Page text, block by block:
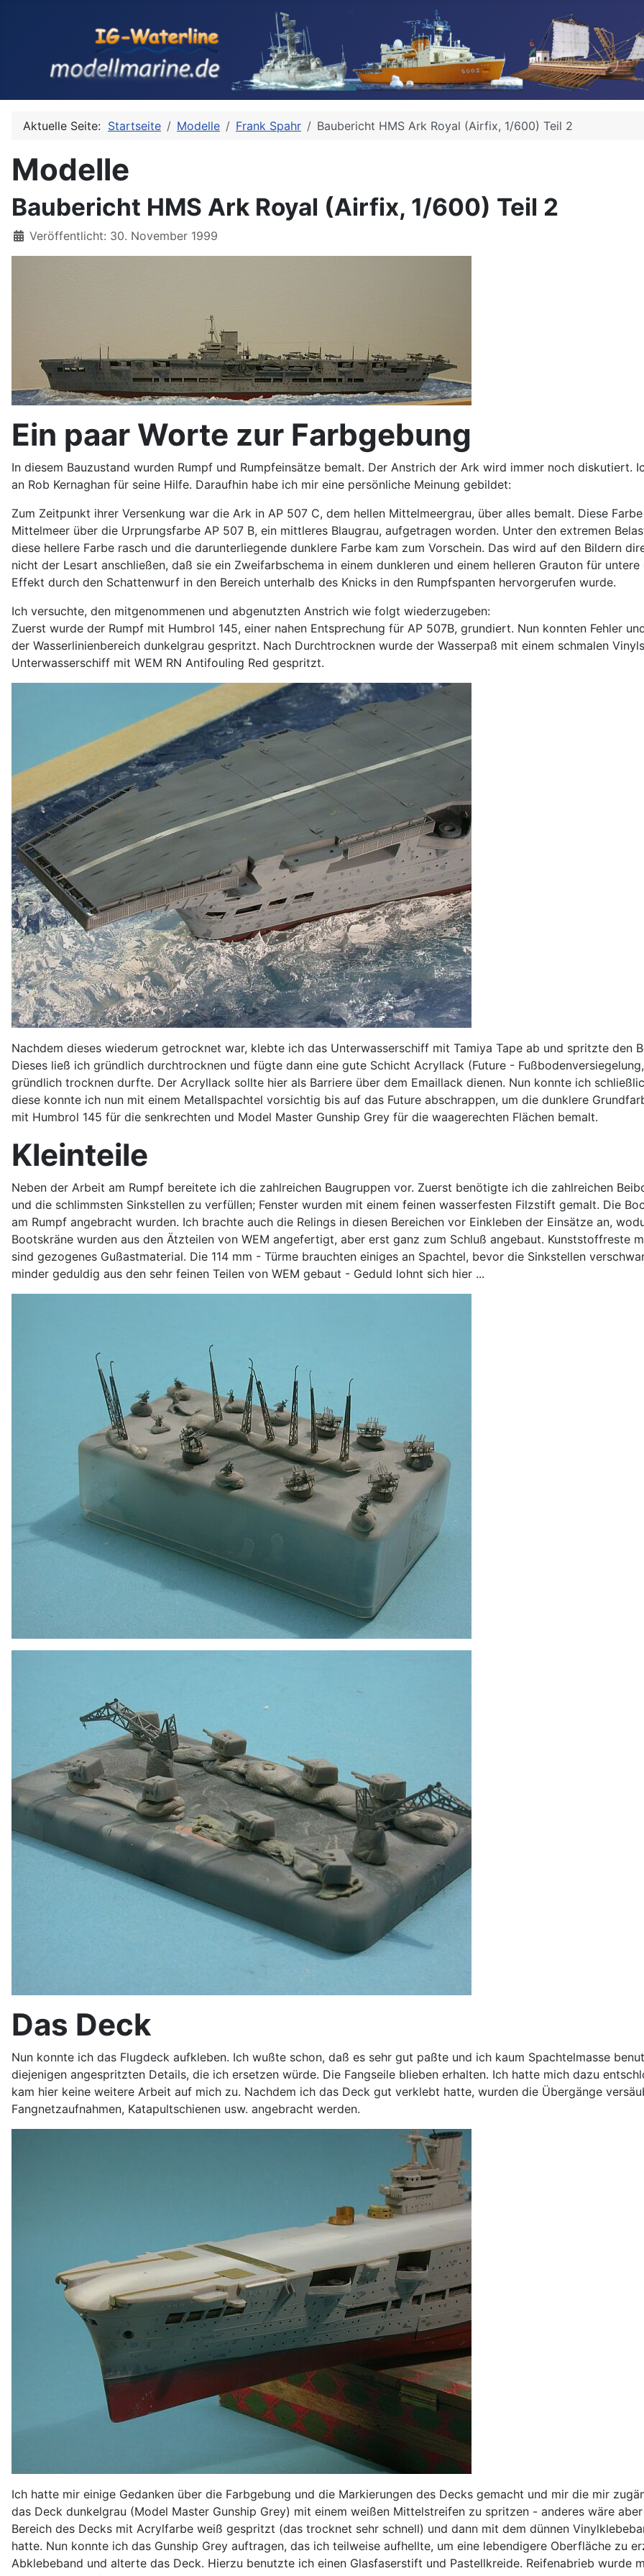
Aktuelle Seite: Startseite Modelle Frank Spahr Baubericht HMS Ark Royal (Airfix, 1/600) Teil 2
Modelle
Baubericht HMS Ark Royal (Airfix, 1/600) Teil 2
Details
Veröffentlicht: 30. November 1999
Ein paar Worte zur Farbgebung
In diesem Bauzustand wurden Rumpf und Rumpfeinsätze bemalt. Der Anstrich der Ark wird immer noch diskutiert.
an Rob Kernaghan für seine Hilfe. Daraufhin habe ich mir eine persönliche Meinung gebildet:
Zum Zeitpunkt ihrer Versenkung war die Ark in AP 507 C, dem hellen Mittelmeergrau, über alles bemalt. Diese
Mittelmeer über die Urprungsfarbe AP 507 B, ein mittleres Blaugrau, aufgetragen worden. Unter den extremen
diese hellere Farbe rasch und die darunterliegende dunklere Farbe kam zum Vorschein. Das wird auf den Bildern
nicht der Lesart anschließen, daß sie ein Zweifarbschema in einem dunkleren und einem helleren Grauton für
Effekt durch den Schattenwurf in den Bereich unterhalb des Knicks in den Rumpfspanten hervorgerufen wurde.
Ich versuchte, den mitgenommenen und abgenutzten Anstrich wie folgt wiederzugeben:
Zuerst wurde der Rumpf mit Humbrol 145, einer nahen Entsprechung für AP 507B, grundiert. Nun konnten Fehler
der Wasserlinienbereich dunkelgrau gespritzt. Nach Durchtrocknen wurde der Wasserpaß mit einem schmalen
Unterwasserschiff mit WEM RN Antifouling Red gespritzt.
Nachdem dieses wiederum getrocknet war, klebte ich das Unterwasserschiff mit Tamiya Tape ab und spritzte den
Dieses ließ ich gründlich durchtrocknen und fügte dann eine gute Schicht Acryllack (Future -
gründlich trocknen durfte. Der Acryllack sollte hier als Barriere über dem Emaillack dienen. Nun konnte ich
diese konnte ich nun mit einem Metallspachtel vorsichtig bis auf das Future abschrappen, um die dunklere
mit Humbrol 145 für die senkrechten und Model Master Gunship Grey für die waagerechten Flächen bemalt.
Kleinteile
Neben der Arbeit am Rumpf bereitete ich die zahlreichen Baugruppen vor. Zuerst benötigte ich die zahlreichen
und die schlimmsten Sinkstellen zu verfüllen; Fenster wurden mit einem feinen wasserfesten Filzstift gemalt. Die
am Rumpf angebracht wurden. Ich brachte auch die Relings in diesen Bereichen vor Einkleben der Einsätze an,
Bootskräne wurden aus den Ätzteilen von WEM angefertigt, aber erst ganz zum Schluß angebaut. Kunststoffreste
sind gezogenes Gußastmaterial. Die 114 mm - Türme brauchten einiges an Spachtel, bevor die Sinkstellen
minder geduldig aus den sehr feinen Teilen von WEM gebaut - Geduld lohnt sich hier ...
Das Deck
Nun konnte ich das Flugdeck aufkleben. Ich wußte schon, daß es sehr gut paßte und ich kaum Spachtelmasse
diejenigen angespritzten Details, die ich ersetzen würde. Die Fangseile blieben erhalten. Ich hatte mich dazu
kam hier keine weitere Arbeit auf mich zu. Nachdem ich das Deck gut verklebt hatte, wurden die Übergänge
Fangnetzaufnahmen, Katapultschienen usw. angebracht werden.
Ich hatte mir einige Gedanken über die Farbgebung und die Markierungen des Decks gemacht und mir die mir
das Deck dunkelgrau (Model Master Gunship Grey) mit einem weißen Mittelstreifen zu spritzen - anderes wäre
Bereich des Decks mit Acrylfarbe weiß gespritzt (das trocknet sehr schnell) und dann mit dem dünnen
hatte. Nun konnte ich das Gunship Grey auftragen, das ich teilweise aufhellte, um eine lebendigere Oberfläche zu
Abklebeband und alterte das Deck. Hierzu benutzte ich einen Glasfaserstift und Pastellkreide. Reifenabrieb wurde